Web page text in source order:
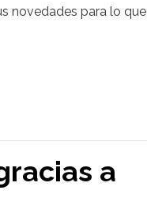
novedades para lo que
a